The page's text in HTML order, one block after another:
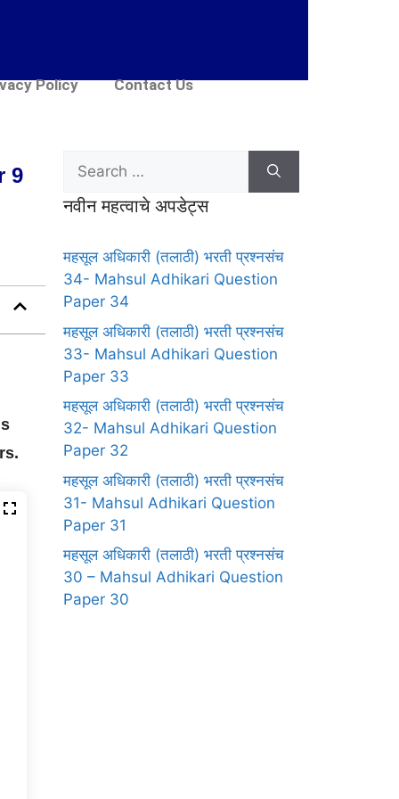
Policy Contact Us
9
नवीन महत्वाचे अपडेट्स
महसूल अधिकारी (तलाठी) भरती प्रश्नसंच
34- Mahsul Adhikari Question
Paper 34
महसूल अधिकारी (तलाठी) भरती प्रश्नसंच
33- Mahsul Adhikari Question
Paper 33
महसूल अधिकारी (तलाठी) भरती प्रश्नसंच
32- Mahsul Adhikari Question
Paper 32
महसूल अधिकारी (तलाठी) भरती प्रश्नसंच
31- Mahsul Adhikari Question
Paper 31
महसूल अधिकारी (तलाठी) भरती प्रश्नसंच
30 – Mahsul Adhikari Question
Paper 30